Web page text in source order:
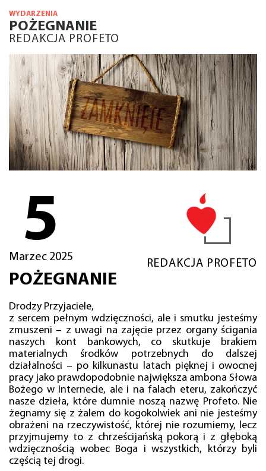
WYDARZENIA
POŻEGNANIE
REDAKCJA PROFETO
5
Marzec 2025
REDAKCJA PROFETO
POŻEGNANIE
Drodzy Przyjaciele,
z sercem pełnym wdzięczności, ale i smutku jesteśmy
zmuszeni – z uwagi na zajęcie przez organy ścigania
naszych kont bankowych, co skutkuje brakiem
materialnych środków potrzebnych do dalszej
działalności – po kilkunastu latach pięknej i owocnej
pracy jako prawdopodobnie największa ambona Słowa
Bożego w Internecie, ale i na falach eteru, zakończyć
nasze dzieła, które dumnie noszą nazwę Profeto. Nie
żegnamy się z żalem do kogokolwiek ani nie jesteśmy
obrażeni na rzeczywistość, której nie rozumiemy, lecz
przyjmujemy to z chrześcijańską pokorą i z głęboką
wdzięcznością wobec Boga i wszystkich, którzy byli
częścią tej drogi.